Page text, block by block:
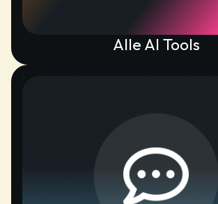
Alle AI Tools